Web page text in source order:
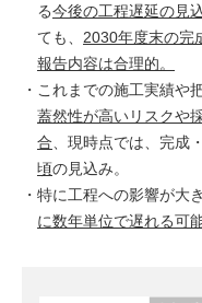
る今後の工程遅延の見
ても、 2030年度末の完
報告内容は合理的。
これまでの施工実績や
蓋然性が高いリスクや
合 、現時点では、完成
頃の見込み。
特に工程への影響が大
に数年単位で遅れる可能